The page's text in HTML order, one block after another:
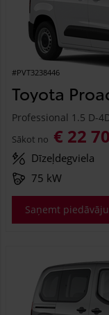
#PVT3238446
Toyota
Professional 1.5 D-
Sākot no € 22
Dīzeļdegviela
75 kW
Saņemt